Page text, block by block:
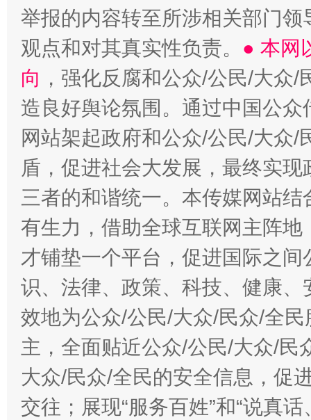
举报的内容转至所涉相关部门
观点和对其真实性负责。 ● 本网
向 ，强化反腐和公众/公民/大众
造良好舆论氛围。通过中国公
网站架起政府和公众/公民/大众
盾，促进社会大发展，最终实
三者的和谐统一。本传媒网站
有生力，借助全球互联网主阵
才铺垫一个平台，促进国际之
识、法律、政策、科技、健康
效地为公众/公民/大众/民众/全
主，全面贴近公众/公民/大众/民
大众/民众/全民的安全信息，促
交往；展现“服务百姓”和“说真